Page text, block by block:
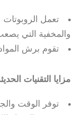
تعمل
والمخفية التي
تقوم برش
مزايا التقنيات
توفر الوقت